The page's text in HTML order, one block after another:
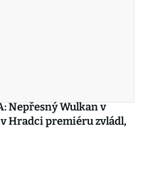
Nepřesný Wulkan v
Hradci premiéru zvládl,